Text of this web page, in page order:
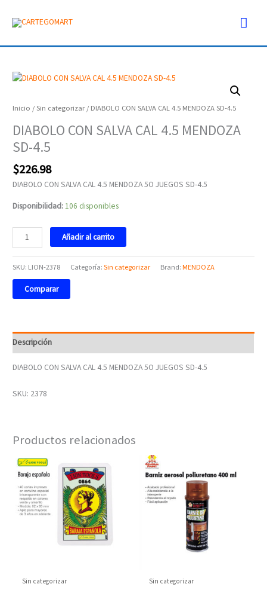
Inicio /Sin categorizar / DIABOLO CON SALVA CAL 4.5 MENDOZA SD-4.5
DIABOLO CON SALVA CAL 4.5 MENDOZA
SD-4.5
$226.98
DIABOLO CON SALVA CAL 4.5 MENDOZA 5O JUEGOS SD-4.5
Disponibilidad:106 disponibles
DIABOLO
SALVA
4.5
MENDOZA
4.5
cantidad
Añadir al carrito
SKU: LION-2378 Categoría:Sin categorizar Brand:MENDOZA
Comparar
Descripción
DIABOLO CON SALVA CAL 4.5 MENDOZA 5O JUEGOS SD-4.5
SKU: 2378
Productos relacionados
Sin categorizar Sin categorizar